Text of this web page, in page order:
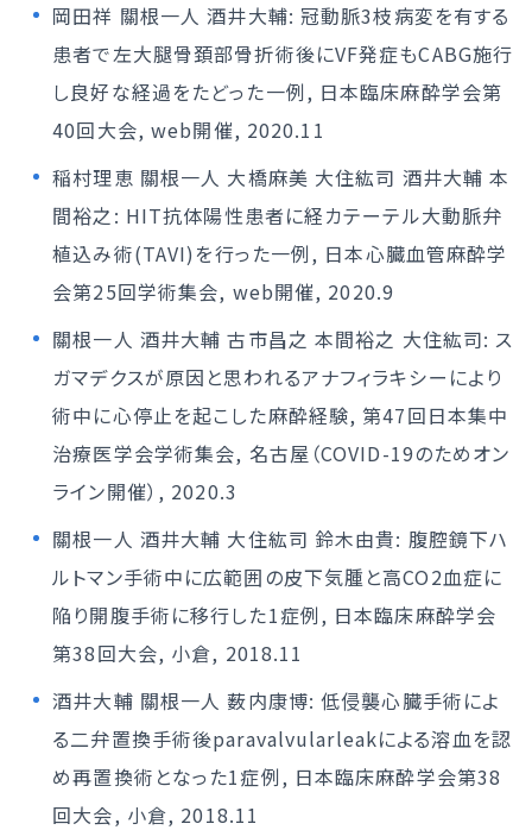
岡田祥 關根一人 酒井大輔: 冠動脈3枝病変を有する
患者で左大腿骨頚部骨折術後にVF発症もCABG施行
し良好な経過をたどった一例, 日本臨床麻酔学会第
40回大会, web開催, 2020.11
稲村理恵 關根一人 大橋麻美 大住紘司 酒井大輔 本
間裕之: HIT抗体陽性患者に経カテーテル大動脈弁
植込み術(TAVI)を行った一例, 日本心臓血管麻酔学
会第25回学術集会, web開催, 2020.9
關根一人 酒井大輔 古市昌之 本間裕之 大住紘司: ス
ガマデクスが原因と思われるアナフィラキシーにより
術中に心停止を起こした麻酔経験, 第47回日本集中
治療医学会学術集会, 名古屋（COVID-19のためオン
ライン開催）, 2020.3
關根一人 酒井大輔 大住紘司 鈴木由貴: 腹腔鏡下ハ
ルトマン手術中に広範囲の皮下気腫と高CO2血症に
陥り開腹手術に移行した1症例, 日本臨床麻酔学会
第38回大会, 小倉, 2018.11
酒井大輔 關根一人 薮内康博: 低侵襲心臓手術によ
る二弁置換手術後paravalvularleakによる溶血を認
め再置換術となった1症例, 日本臨床麻酔学会第38
回大会, 小倉, 2018.11